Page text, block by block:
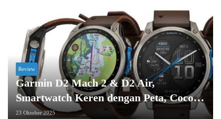
Review
Garmin D2 Mach 2 & D2 Air,
Smartwatch Keren dengan Peta, Cocok
Buat Pilot?
23 Oktober 2025